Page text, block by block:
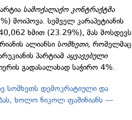
სამოქალაქო კონტრაქტმა
მოიპოვა. სემველ კარაპეტიანის
ხმით (23.29%), მას მოსდევს
ალიანსი სომხეთი, რომელმაც
პარტიამ აყვავებული
გადასალახად საჭირო 4%.
სომხეთს დემოკრატიული და
ხოლო ნიკოლ ფაშინიანს —